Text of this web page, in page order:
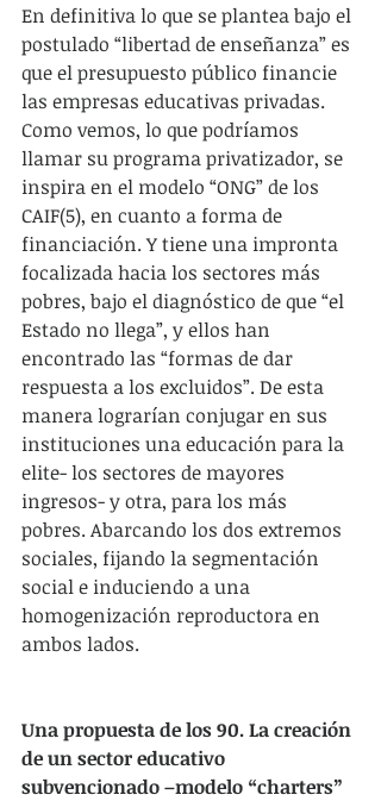
En definitiva lo que se plantea bajo el
postulado “libertad de enseñanza” es
que el presupuesto público financie
las empresas educativas privadas.
Como vemos, lo que podríamos
llamar su programa privatizador, se
inspira en el modelo “ONG” de los
CAIF(5), en cuanto a forma de
financiación. Y tiene una impronta
focalizada hacia los sectores más
pobres, bajo el diagnóstico de que “el
Estado no llega”, y ellos han
encontrado las “formas de dar
respuesta a los excluidos”. De esta
manera lograrían conjugar en sus
instituciones una educación para la
elite- los sectores de mayores
ingresos- y otra, para los más
pobres. Abarcando los dos extremos
sociales, fijando la segmentación
social e induciendo a una
homogenización reproductora en
ambos lados.
Una propuesta de los 90. La creación
de un sector educativo
subvencionado –modelo “charters”